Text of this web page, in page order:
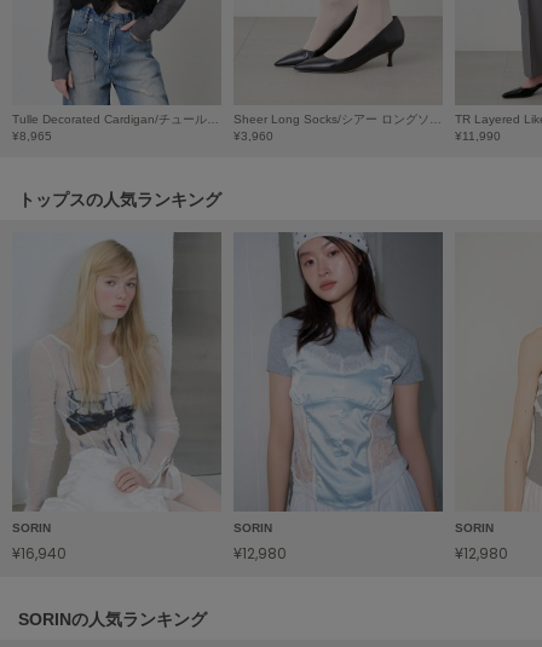
Henon.
へノン
HUNTER
ハンター
ホカ オネオネ
LAATO
ラート
le coq sportif
ルコックスポルティフ
レスポートサック
¥8,965
¥3,960
¥11,990
トップスの人気ランキング
SORIN
¥16,940
SORIN
¥12,980
SORIN
¥12,980
SORINの人気ランキング